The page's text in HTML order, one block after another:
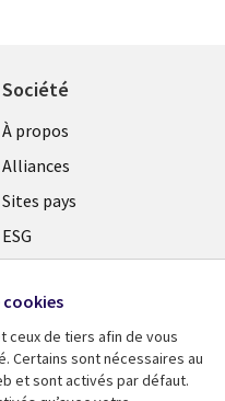
Société
À propos
Alliances
Sites pays
ESG
Fusions
Salle de presse
ceux de tiers afin de vous
Certains sont nécessaires au
et sont activés par défaut.